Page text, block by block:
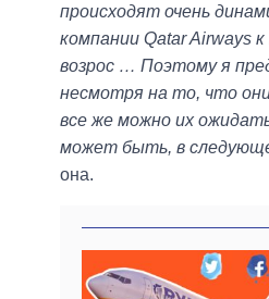
происходят очень
компании Qatar Airways
возрос … Поэтому я
несмотря на то, что
все же можно их
может быть, в
она.